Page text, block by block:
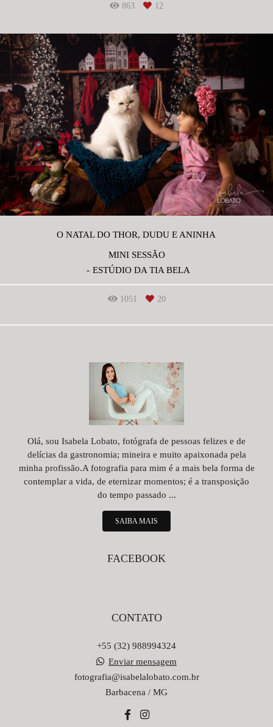
863 12
O NATAL DO THOR, DUDU E ANINHA
MINI SESSÃO
ESTÚDIO DA TIA BELA
1051 20
Olá, sou Isabela Lobato, fotógrafa de pessoas felizes e de
delícias da gastronomia; mineira e muito apaixonada pela
minha profissão.A fotografia para mim é a mais bela forma de
contemplar a vida, de eternizar momentos; é a transposição
do tempo passado ...
SAIBA MAIS
FACEBOOK
CONTATO
+55 (32) 988994324
Enviar mensagem
fotografia@isabelalobato.com.br
Barbacena / MG